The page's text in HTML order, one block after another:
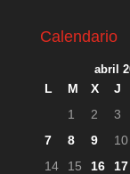
Calendario
abril
L M X J
1
2 3
7
8 9 10
14
15 16 17